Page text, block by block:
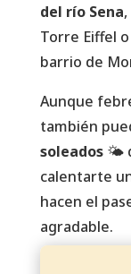
del río Sena
Torre Eiffel
barrio de
Aunque
también
soleados🌤️
calentarte
hacen el
agradable.